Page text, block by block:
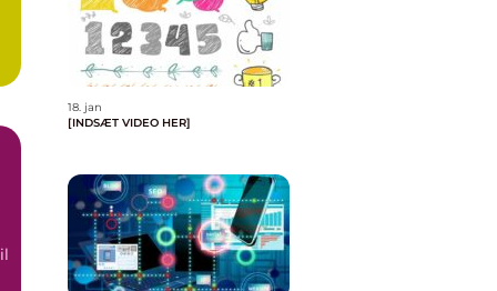
18. jan
[INDSÆT VIDEO HER]